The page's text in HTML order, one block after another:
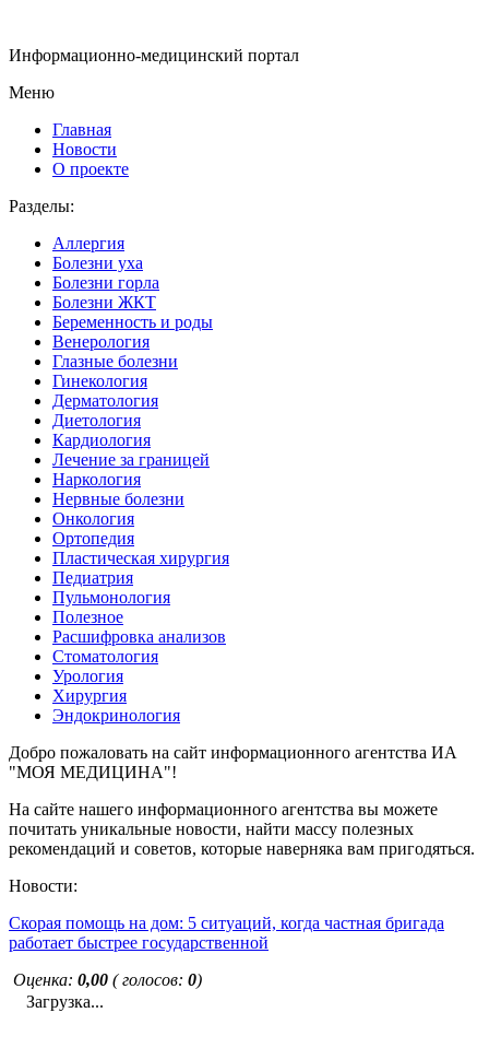
Информационно-медицинский портал
Меню
Главная
Новости
О проекте
Разделы:
Аллергия
Болезни уха
Болезни горла
Болезни ЖКТ
Беременность и роды
Венерология
Глазные болезни
Гинекология
Дерматология
Диетология
Кардиология
Лечение за границей
Наркология
Нервные болезни
Онкология
Ортопедия
Пластическая хирургия
Педиатрия
Пульмонология
Полезное
Расшифровка анализов
Стоматология
Урология
Хирургия
Эндокринология
Добро пожаловать на сайт информационного агентства ИА
"МОЯ МЕДИЦИНА"!
На сайте нашего информационного агентства вы можете
почитать уникальные новости, найти массу полезных
рекомендаций и советов, которые наверняка вам пригодяться.
Новости:
Скорая помощь на дом: 5 ситуаций, когда частная бригада
работает быстрее государственной
Оценка: 0,00 ( голосов: 0)
Загрузка...